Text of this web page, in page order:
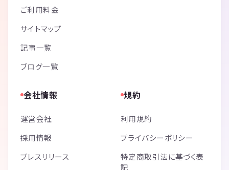
ご利用料金
サイトマップ
記事一覧
ブログ一覧
会社情報
運営会社
採用情報
プレスリリース
規約
利用規約
プライバシーポリシー
特定商取引法に基づく表
記